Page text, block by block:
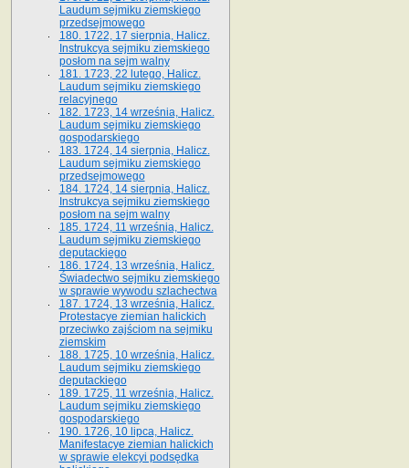
Laudum sejmiku ziemskiego
przedsejmowego
180. 1722, 17 sierpnia, Halicz.
Instrukcya sejmiku ziemskiego
posłom na sejm walny
181. 1723, 22 lutego, Halicz.
Laudum sejmiku ziemskiego
relacyjnego
182. 1723, 14 września, Halicz.
Laudum sejmiku ziemskiego
gospodarskiego
183. 1724, 14 sierpnia, Halicz.
Laudum sejmiku ziemskiego
przedsejmowego
184. 1724, 14 sierpnia, Halicz.
Instrukcya sejmiku ziemskiego
posłom na sejm walny
185. 1724, 11 września, Halicz.
Laudum sejmiku ziemskiego
deputackiego
186. 1724, 13 września, Halicz.
Świadectwo sejmiku ziemskiego
w sprawie wywodu szlachectwa
187. 1724, 13 września, Halicz.
Protestacye ziemian halickich
przeciwko zajściom na sejmiku
ziemskim
188. 1725, 10 września, Halicz.
Laudum sejmiku ziemskiego
deputackiego
189. 1725, 11 września, Halicz.
Laudum sejmiku ziemskiego
gospodarskiego
190. 1726, 10 lipca, Halicz.
Manifestacye ziemian halickich
w sprawie elekcyi podsędka